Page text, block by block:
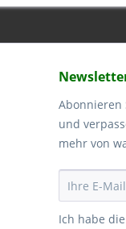
Abonnieren
und
mehr von
Ich habe die